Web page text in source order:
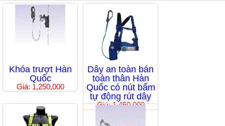
Khóa trượt Hàn
Quốc
Giá: 1,250,000
Dây an toàn bán
toàn thân Hàn
Quốc có nút bấm
tự động rút dây
Giá: 1,450,000